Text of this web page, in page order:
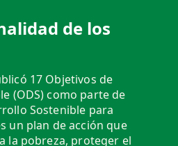
de los
17 Objetivos de
(ODS) como parte de
Sostenible para
un plan de acción que
la pobreza, proteger el